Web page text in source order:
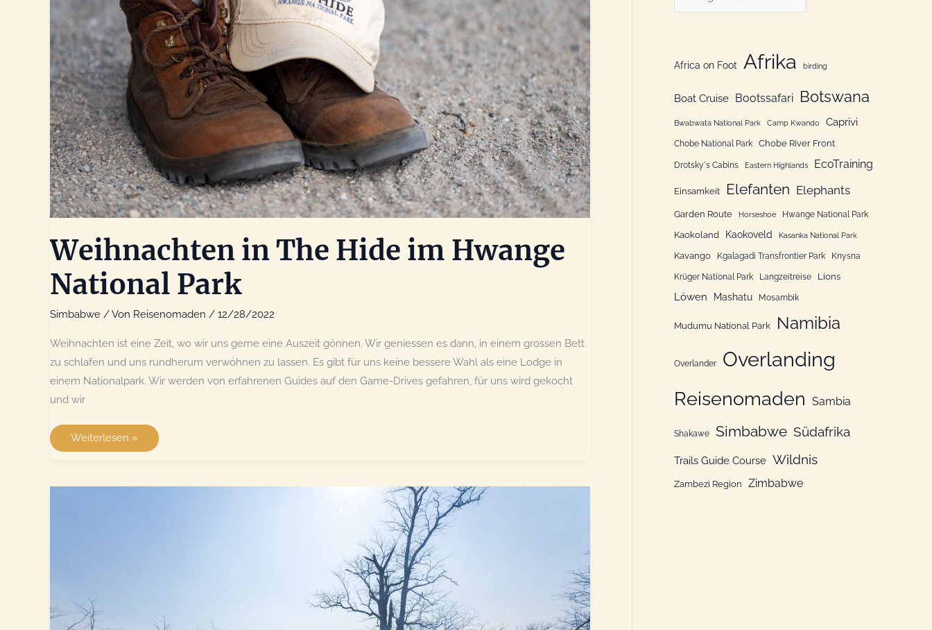
Weihnachten in The Hide im Hwange
National Park
Simbabwe / Von Reisenomaden / 12/28/2022
Weihnachten ist eine Zeit, wo wir uns gerne eine Auszeit gönnen. Wir geniessen es dann, in einem grossen Bett
zu schlafen und uns rundherum verwöhnen zu lassen. Es gibt für uns keine bessere Wahl als eine Lodge in
einem Nationalpark. Wir werden von erfahrenen Guides auf den Game-Drives gefahren, für uns wird gekocht
und wir
Weihnachten
Hwange
Weiterlesen »
c
a
o
Africa on Foot Afrika birding
Boat Cruise Bootssafari Botswana
Bwabwata National Park Camp Kwando Caprivi
Chobe National Park Chobe River Front
Drotsky´s Cabins Eastern Highlands EcoTraining
Einsamkeit Elefanten Elephants
Garden Route Horseshoe Hwange National Park
Kaokoland Kaokoveld Kasanka National Park
Kavango Kgalagadi Transfrontier Park Knysna
Krüger National Park Langzeitreise Lions
Löwen Mashatu Mosambik
Mudumu National Park Namibia
Overlander Overlanding
Reisenomaden Sambia
Shakawe Simbabwe Südafrika
Trails Guide Course Wildnis
Zambezi Region Zimbabwe